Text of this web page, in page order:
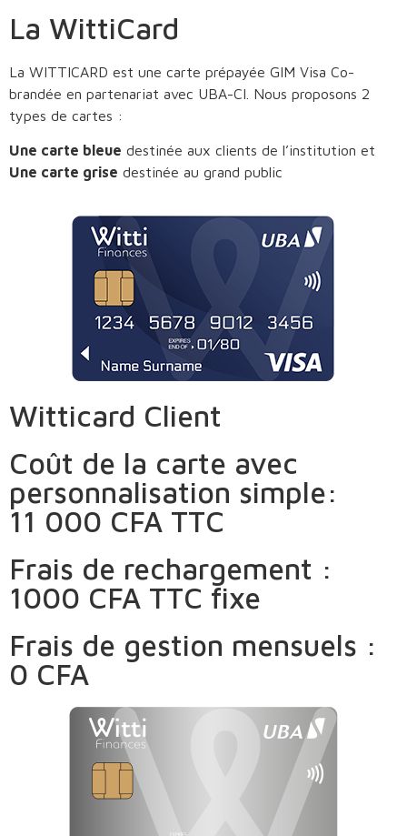
La WittiCard
La WITTICARD est une carte prépayée GIM Visa Co-
brandée en partenariat avec UBA-CI. Nous proposons 2
types de cartes :
Une carte bleue destinée aux clients de l’institution et
Une carte grise destinée au grand public
Witticard Client
Coût de la carte avec
personnalisation simple:
11 000 CFA TTC
Frais de rechargement :
1000 CFA TTC fixe
Frais de gestion mensuels :
0 CFA